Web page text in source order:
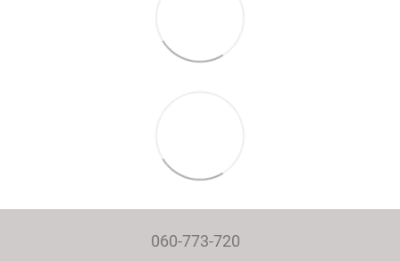
060-773-720